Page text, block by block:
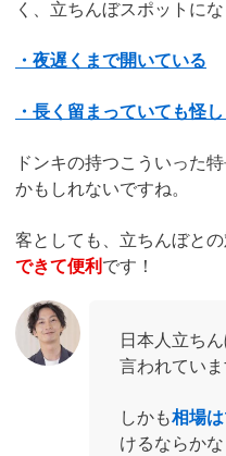
く、立ちんぼスポットにな
・夜遅くまで開いている
・長く留まっていても怪
ドンキの持つこういった
かもしれないですね。
客としても、立ちんぼと
できて便利です！
日本人立ち
言われていま
しかも相場
けるならか